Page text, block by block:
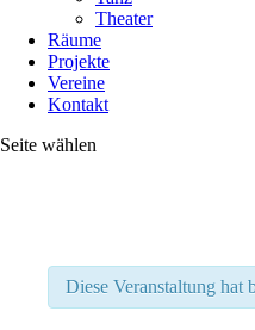
Theater
Räume
Projekte
Vereine
Kontakt
Seite wählen
Diese Veranstaltung hat